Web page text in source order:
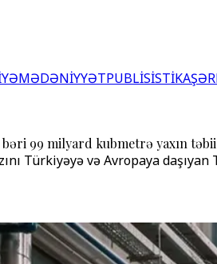
MƏDƏNİYYƏTPUBLİSİSTİKA
99 milyard kubmetrə yaxın
Türkiyəyə və Avropaya daşıyan